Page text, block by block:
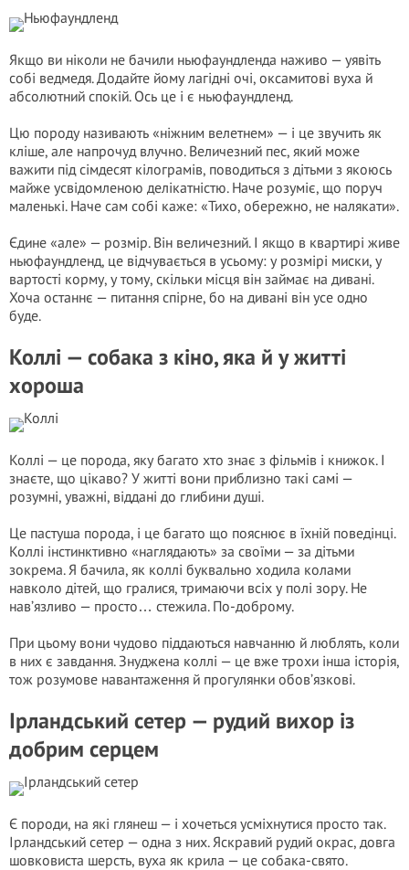
Якщо ви ніколи не бачили ньюфаундленда наживо — уявіть
собі ведмедя. Додайте йому лагідні очі, оксамитові вуха й
абсолютний спокій. Ось це і є ньюфаундленд.
Цю породу називають «ніжним велетнем» — і це звучить як
кліше, але напрочуд влучно. Величезний пес, який може
важити під сімдесят кілограмів, поводиться з дітьми з якоюсь
майже усвідомленою делікатністю. Наче розуміє, що поруч
маленькі. Наче сам собі каже: «Тихо, обережно, не налякати».
Єдине «але» — розмір. Він величезний. І якщо в квартирі живе
ньюфаундленд, це відчувається в усьому: у розмірі миски, у
вартості корму, у тому, скільки місця він займає на дивані.
Хоча останнє — питання спірне, бо на дивані він усе одно
буде.
Коллі — собака з кіно, яка й у житті
хороша
Коллі — це порода, яку багато хто знає з фільмів і книжок. І
знаєте, що цікаво? У житті вони приблизно такі самі —
розумні, уважні, віддані до глибини душі.
Це пастуша порода, і це багато що пояснює в їхній поведінці.
Коллі інстинктивно «наглядають» за своїми — за дітьми
зокрема. Я бачила, як коллі буквально ходила колами
навколо дітей, що гралися, тримаючи всіх у полі зору. Не
нав’язливо — просто… стежила. По-доброму.
При цьому вони чудово піддаються навчанню й люблять, коли
в них є завдання. Знуджена коллі — це вже трохи інша історія,
тож розумове навантаження й прогулянки обов’язкові.
Ірландський сетер — рудий вихор із
добрим серцем
Є породи, на які глянеш — і хочеться усміхнутися просто так.
Ірландський сетер — одна з них. Яскравий рудий окрас, довга
шовковиста шерсть, вуха як крила — це собака-свято.